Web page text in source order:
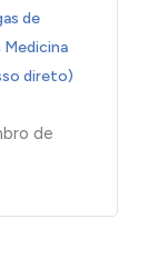
de
Medicina
direto)
de